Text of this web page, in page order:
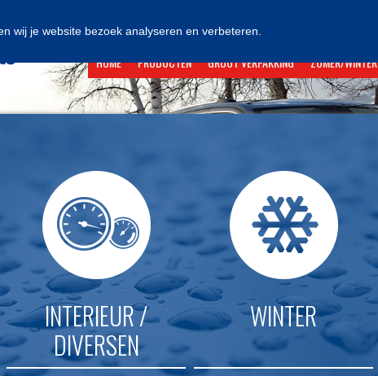
HOME PRODUCTEN GROOT VERPAKKING ZOMER/WINTER
INTERIEUR /
DIVERSEN
WINTER
wij je website bezoek analyseren en verbeteren.